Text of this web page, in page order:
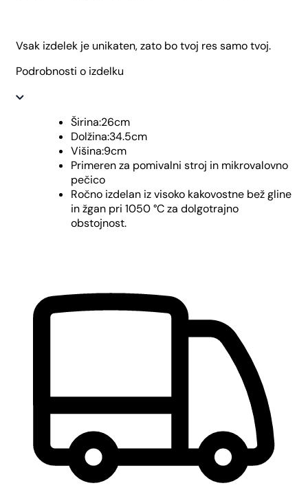
Vsak izdelek je unikaten, zato bo tvoj res samo tvoj.
Podrobnosti o izdelku
Širina:26cm
Dolžina:34.5cm
Višina:9cm
Primeren za pomivalni stroj in mikrovalovno
pečico
Ročno izdelan iz visoko kakovostne bež gline
in žgan pri 1050 °C za dolgotrajno
obstojnost.